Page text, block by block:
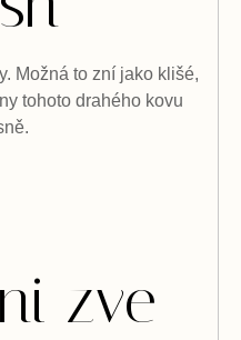
Možná to zní jako klišé,
tohoto drahého kovu
zve